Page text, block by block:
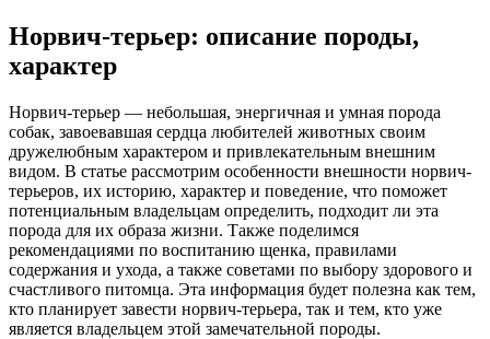
Норвич-терьер: описание породы,
характер
Норвич-терьер — небольшая, энергичная и умная порода
собак, завоевавшая сердца любителей животных своим
дружелюбным характером и привлекательным внешним
видом. В статье рассмотрим особенности внешности норвич-
терьеров, их историю, характер и поведение, что поможет
потенциальным владельцам определить, подходит ли эта
порода для их образа жизни. Также поделимся
рекомендациями по воспитанию щенка, правилами
содержания и ухода, а также советами по выбору здорового и
счастливого питомца. Эта информация будет полезна как тем,
кто планирует завести норвич-терьера, так и тем, кто уже
является владельцем этой замечательной породы.